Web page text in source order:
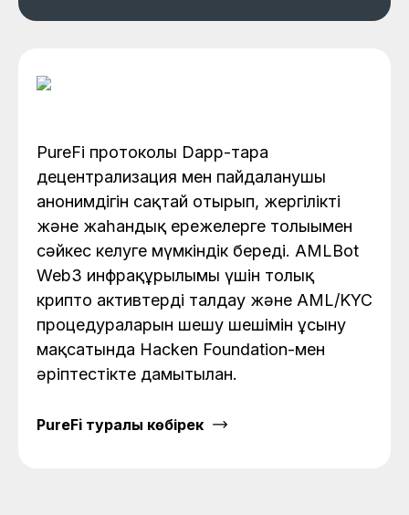
PureFi протоколы Dapp-тарға
децентрализация мен пайдаланушы
анонимдігін сақтай отырып, жергілікті
және жаһандық ережелерге толығымен
сәйкес келуге мүмкіндік береді. AMLBot
Web3 инфрақұрылымы үшін толық
крипто активтерді талдау және AML/KYC
процедураларын шешу шешімін ұсыну
мақсатында Hacken Foundation-мен
әріптестікте дамытылған.
PureFi туралы көбірек